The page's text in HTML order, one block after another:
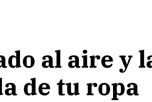
al aire y
de tu ropa